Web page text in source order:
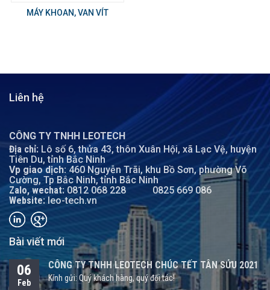
MÁY KHOAN, VAN VÍT
Liên hệ
CÔNG TY TNHH LEOTECH
Địa chỉ: Lô số 6, thửa 43, thôn Xuân Hội, xã Lạc Vệ, huyện
Tiên Du, tỉnh Bắc Ninh
Vp giao dịch: 460 Nguyễn Trãi, khu Bồ Sơn, phường Võ
Cường, Tp Bắc Ninh, tỉnh Bắc Ninh
Zalo, wechat: 0812 068 228
0825 669 086
Website: leo-tech.vn
Bài viết mới
06
Feb
CÔNG TY TNHH LEOTECH CHÚC TẾT TÂN SỬU 2021
Kính gửi: Quý khách hàng, quý đối tác!